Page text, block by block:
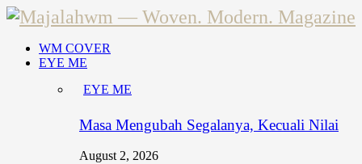
WM COVER
EYE ME
EYE ME
Masa Mengubah Segalanya, Kecuali Nilai
August 2, 2026